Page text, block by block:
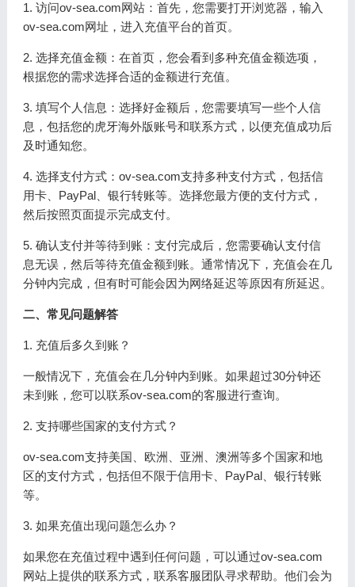
1. 访问ov-sea.com网站：首先，您需要打开浏览器，输入
ov-sea.com网址，进入充值平台的首页。
2. 选择充值金额：在首页，您会看到多种充值金额选项，
根据您的需求选择合适的金额进行充值。
3. 填写个人信息：选择好金额后，您需要填写一些个人信
息，包括您的虎牙海外版账号和联系方式，以便充值成功后
及时通知您。
4. 选择支付方式：ov-sea.com支持多种支付方式，包括信
用卡、PayPal、银行转账等。选择您最方便的支付方式，
然后按照页面提示完成支付。
5. 确认支付并等待到账：支付完成后，您需要确认支付信
息无误，然后等待充值金额到账。通常情况下，充值会在几
分钟内完成，但有时可能会因为网络延迟等原因有所延迟。
二、常见问题解答
1. 充值后多久到账？
一般情况下，充值会在几分钟内到账。如果超过30分钟还
未到账，您可以联系ov-sea.com的客服进行查询。
2. 支持哪些国家的支付方式？
ov-sea.com支持美国、欧洲、亚洲、澳洲等多个国家和地
区的支付方式，包括但不限于信用卡、PayPal、银行转账
等。
3. 如果充值出现问题怎么办？
如果您在充值过程中遇到任何问题，可以通过ov-sea.com
网站上提供的联系方式，联系客服团队寻求帮助。他们会为